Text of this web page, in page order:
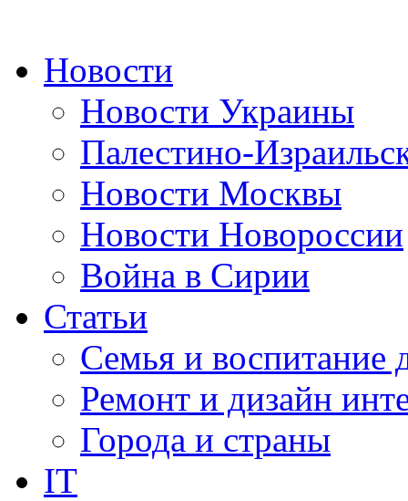
Новости
Новости Украины
Палестино-
Новости Москвы
Новости Новороссии
Война в Сирии
Статьи
Семья и воспитание
Ремонт и дизайн
Города и страны
IT